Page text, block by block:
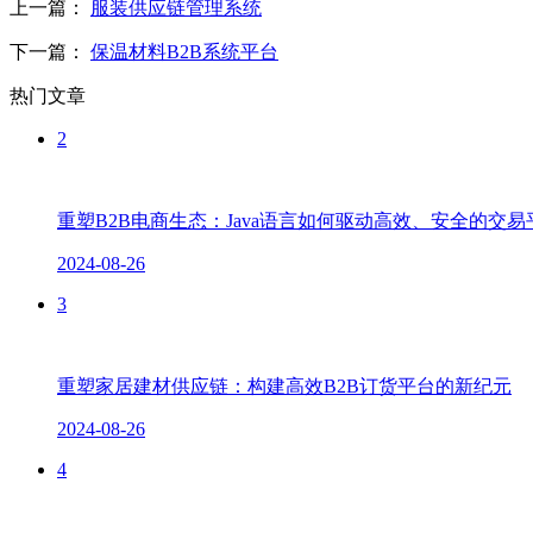
上一篇： 服装供应链管理系统
下一篇： 保温材料B2B系统平台
热门文章
2
重塑B2B电商生态：Java语言如何驱动高效、安全的交易
2024-08-26
3
重塑家居建材供应链：构建高效B2B订货平台的新纪元
2024-08-26
4